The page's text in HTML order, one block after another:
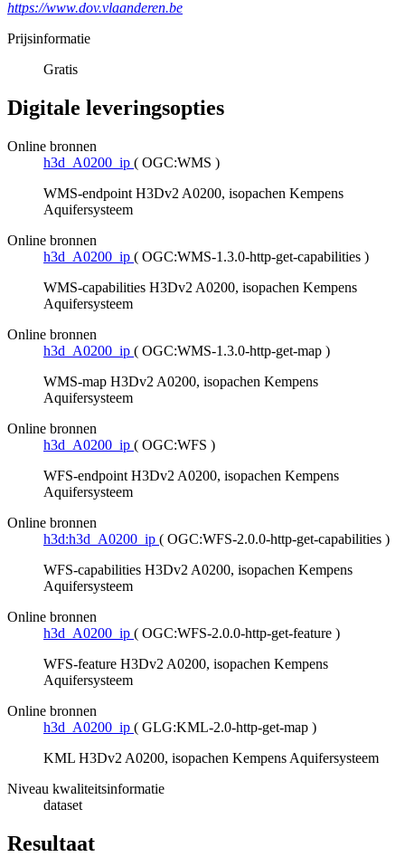
https://www.dov.vlaanderen.be
Prijsinformatie
Gratis
Digitale leveringsopties
Online bronnen
h3d_A0200_ip ( OGC:WMS )
WMS-endpoint H3Dv2 A0200, isopachen Kempens
Aquifersysteem
Online bronnen
h3d_A0200_ip ( OGC:WMS-1.3.0-http-get-capabilities )
WMS-capabilities H3Dv2 A0200, isopachen Kempens
Aquifersysteem
Online bronnen
h3d_A0200_ip ( OGC:WMS-1.3.0-http-get-map )
WMS-map H3Dv2 A0200, isopachen Kempens
Aquifersysteem
Online bronnen
h3d_A0200_ip ( OGC:WFS )
WFS-endpoint H3Dv2 A0200, isopachen Kempens
Aquifersysteem
Online bronnen
h3d:h3d_A0200_ip ( OGC:WFS-2.0.0-http-get-capabilities )
WFS-capabilities H3Dv2 A0200, isopachen Kempens
Aquifersysteem
Online bronnen
h3d_A0200_ip ( OGC:WFS-2.0.0-http-get-feature )
WFS-feature H3Dv2 A0200, isopachen Kempens
Aquifersysteem
Online bronnen
h3d_A0200_ip ( GLG:KML-2.0-http-get-map )
KML H3Dv2 A0200, isopachen Kempens Aquifersysteem
Niveau kwaliteitsinformatie
dataset
Resultaat